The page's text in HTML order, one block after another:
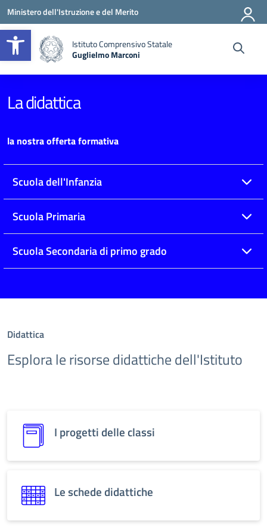
Apri la barra degli strumenti
Vai ai contenuti
Vai al menu di navigazione
Vai al footer
Ministero dell'Istruzione e del Merito
Istituto Comprensivo Statale
Guglielmo Marconi
— Visita la pagina iniziale della scuola
La didattica
la nostra offerta formativa
Scuola dell'Infanzia
Scuola Primaria
Scuola Secondaria di primo grado
Didattica
Esplora le risorse didattiche dell'Istituto
I progetti delle classi
Le schede didattiche